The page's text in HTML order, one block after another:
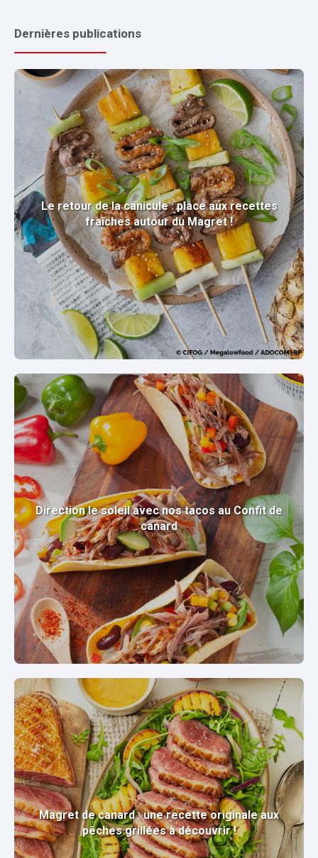
Dernières publications
Le retour de la canicule : place aux recettes
fraîches autour du Magret !
Direction le soleil avec nos tacos au Confit de
canard
Magret de canard : une recette originale aux
pêches grillées à découvrir !